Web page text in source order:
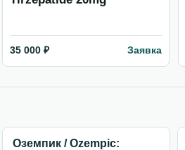
35 000 ₽ Заявка
Оземпик / Ozempic: